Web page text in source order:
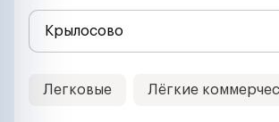
Легковые Лёгкие